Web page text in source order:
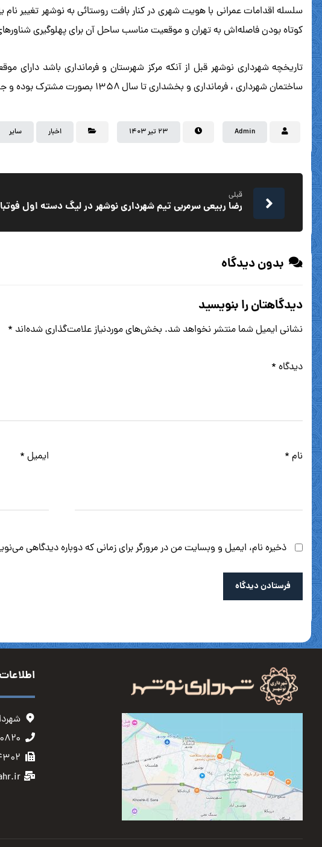
سلسله اقدامات عمرانی با هویت شهری در کنار بافت روستائی به نوشهر تغییر
کوتاه بودن فاصله‌اش به تهران و موقعیت مناسب ساحل آن برای پهلوگیری
ساختمان شهرداری ، فرمانداری و بخشداری تا سال ۱۳۵۸ بصورت مشترک بوده و جمعیت شهر در آن زمان از ۸۰۰۰ نفر بالغ نمی شد و تعداد پرسنل اولیه حدودا ۱۲ نفر بوده .
Admin ۲۳ تیر ۱۴۰۳ اخبار سایر
قبلی
رضا ربیعی سرمربی تیم شهرداری نوشهر در لیگ دسته اول
بدون دیدگاه
دیدگاهتان را بنویسید
نشانی ایمیل شما منتشر نخواهد شد. بخش‌های موردنیاز علامت‌گذاری شده‌اند *
دیدگاه *
نام * ایمیل *
ذخیره نام، ایمیل و وبسایت من در مرورگر برای زمانی که دوباره دیدگاهی
فرستادن دیدگاه
۰۱۱-